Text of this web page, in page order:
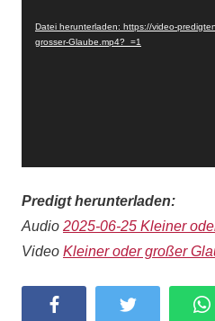
Datei herunterladen: https://video-
grosser-Glaube.mp4?_=1
Predigt herunterladen:
Audio 2025-06-25 Kleiner
Video Kleiner oder großer
Facebook Twitter